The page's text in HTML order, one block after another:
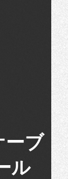
ーブ
ル